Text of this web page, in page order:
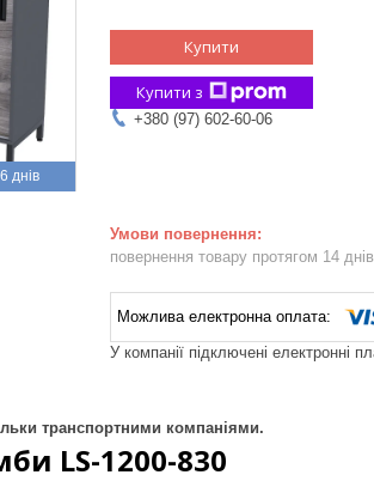
днів
Купити
Купити з
+380 (97) 602-60-06
повернення товару протягом 14 днів
У компанії підключені електронні
транспортними компаніями.
LS-1200-830